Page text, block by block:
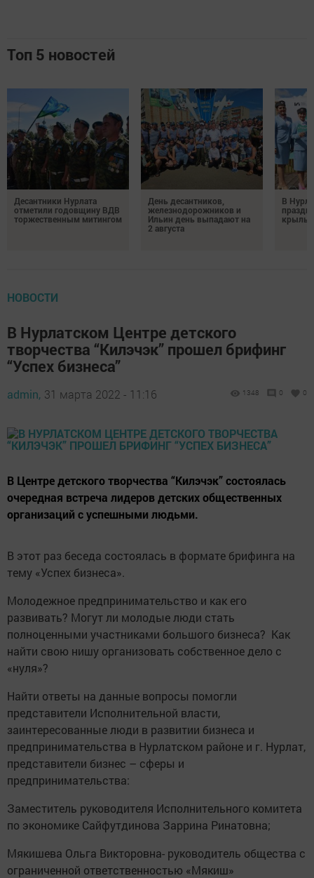
Топ 5 новостей
Десантники Нурлата
отметили годовщину ВДВ
торжественным митингом
День десантников,
железнодорожников и
Ильин день выпадают на
2 августа
В
НОВОСТИ
В Нурлатском Центре детского
творчества “Килэчэк” прошел брифинг
“Успех бизнеса”
admin, 31 марта 2022 - 11:16 1348 0 0
В Центре детского творчества “Килэчэк” состоялась
очередная встреча лидеров детских общественных
организаций с успешными людьми.
В этот раз беседа состоялась в формате брифинга на
тему «Успех бизнеса».
Молодежное предпринимательство и как его
развивать? Могут ли молодые люди стать
полноценными участниками большого бизнеса? Как
найти свою нишу организовать собственное дело с
«нуля»?
Найти ответы на данные вопросы помогли
представители Исполнительной власти,
заинтересованные люди в развитии бизнеса и
предпринимательства в Нурлатском районе и г. Нурлат,
представители бизнес – сферы и
предпринимательства:
Заместитель руководителя Исполнительного комитета
по экономике Сайфутдинова Заррина Ринатовна;
Мякишева Ольга Викторовна- руководитель общества с
ограниченной ответственностью «Мякиш»